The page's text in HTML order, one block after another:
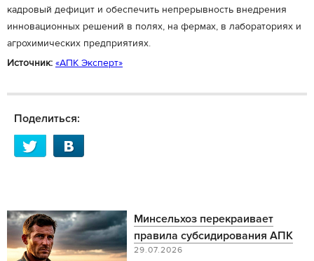
кадровый дефицит и обеспечить непрерывность внедрения
инновационных решений в полях, на фермах, в лабораториях и
агрохимических предприятиях.
Источник: «АПК Эксперт»
Поделиться:
Минсельхоз перекраивает
правила субсидирования АПК
29.07.2026